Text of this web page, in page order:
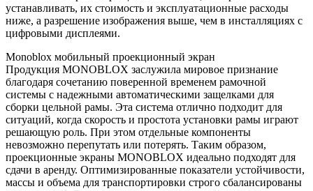
устанавливать, их стоимость и эксплуатационные расходы
ниже, а разрешение изображения выше, чем в инсталляциях с
цифровыми дисплеями.
Monoblox мобильный проекционный экран
Продукция MONOBLOX заслужила мировое признание
благодаря сочетанию поверенной временем рамочной
системы с надежными автоматическими защелками для
сборки цельной рамы. Эта система отлично подходит для
ситуаций, когда скорость и простота установки рамы играют
решающую роль. При этом отдельные компоненты
невозможно перепутать или потерять. Таким образом,
проекционные экраны MONOBLOX идеально подходят для
сдачи в аренду. Оптимизированные показатели устойчивости,
массы и объема для транспортировки строго сбалансированы